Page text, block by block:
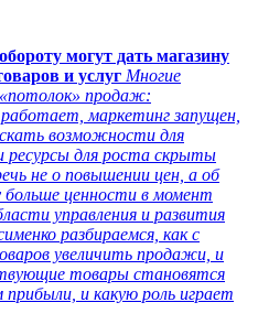
могут дать магазину
и услуг Многие
«потолок» продаж:
маркетинг запущен,
возможности для
ресурсы для роста скрыты
не о повышении цен, а об
ценности в момент
управления и развития
разбираемся, как с
увеличить продажи, и
товары становятся
и какую роль играет